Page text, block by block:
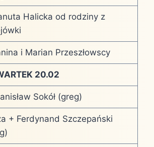
Halicka od rodziny z
i Marian Przeszłowscy
20.02
Sokół (greg)
+ Ferdynand Szczepański